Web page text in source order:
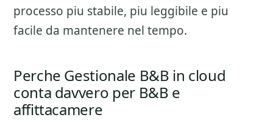
processo piu stabile, piu leggibile e piu
facile da mantenere nel tempo.
Perche Gestionale B&B in cloud
conta davvero per B&B e
affittacamere